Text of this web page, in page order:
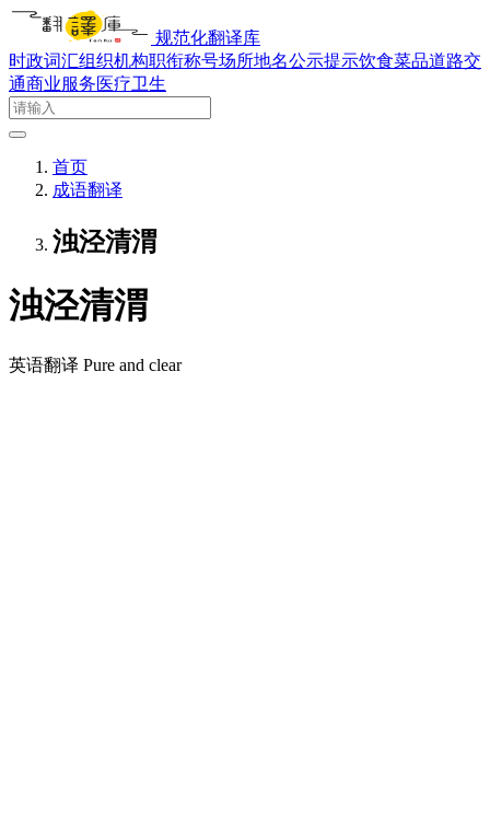
规范化翻译库
时政词汇组织机构职衔称号场所地名公示提示饮食菜品道路交
通商业服务医疗卫生
首页
成语翻译
浊泾清渭
浊泾清渭
英语翻译 Pure and clear